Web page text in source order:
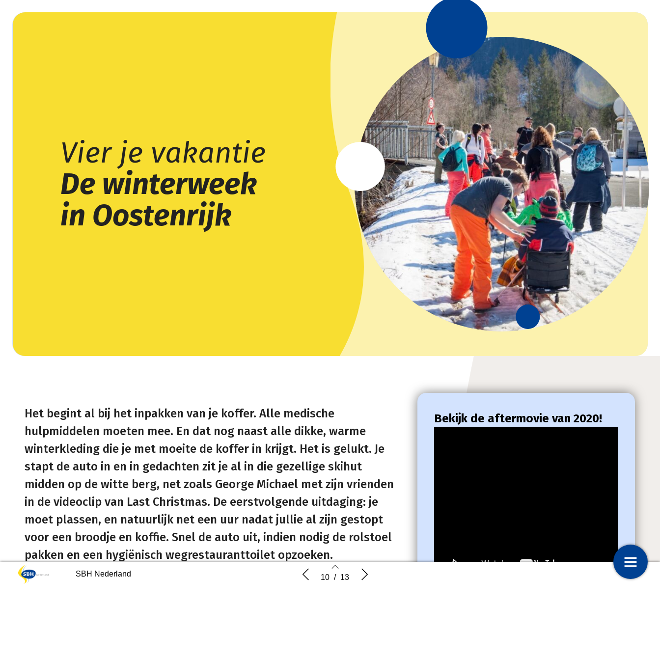
de pop met spina bifida en
Doordouwers: Erik Plugge Winterweek in Oostenrijk
SBH Nederland 10 / 13
Vier je vakantie
De winterweek
in Oostenrijk
Het begint al bij het inpakken van je koffer. Alle medische
hulpmiddelen moeten mee. En dat nog naast alle dikke, warme
winterkleding die je met moeite de koffer in krijgt. Het is gelukt. Je
stapt de auto in en in gedachten zit je al in die gezellige skihut
midden op de witte berg, net zoals George Michael met zijn vrienden
in de videoclip van Last Christmas. De eerstvolgende uitdaging: je
moet plassen, en natuurlijk net een uur nadat jullie al zijn gestopt
voor een broodje en koffie. Snel de auto uit, indien nodig de rolstoel
pakken en een hygiënisch wegrestauranttoilet opzoeken.
Bekijk de aftermovie van 2020!